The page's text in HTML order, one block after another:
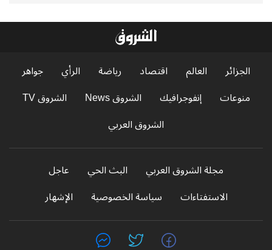
الجزائر العالم اقتصاد رياضة الرأي
جواهر
منوعات
إنفوجرافيك الشروق News
الشروق TV
الشروق العربي
مجلة الشروق العربي البث الحي
عاجل
الاستفتاءات
سياسة الخصوصية الإشهار